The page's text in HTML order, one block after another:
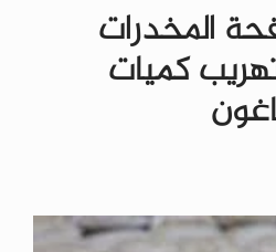
المخدرات
كميات